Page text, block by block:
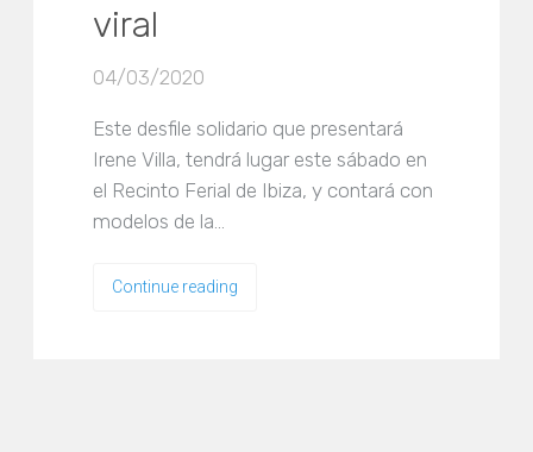
viral
04/03/2020
Este desfile solidario que presentará
Irene Villa, tendrá lugar este sábado en
el Recinto Ferial de Ibiza, y contará con
modelos de la…
Continue reading